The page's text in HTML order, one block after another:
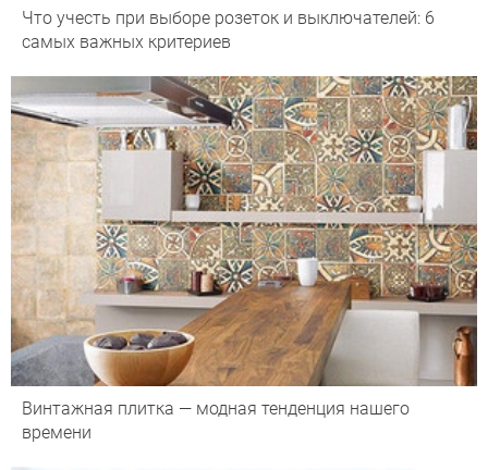
Что учесть при выборе розеток и выключателей: 6
самых важных критериев
Винтажная плитка — модная тенденция нашего
времени